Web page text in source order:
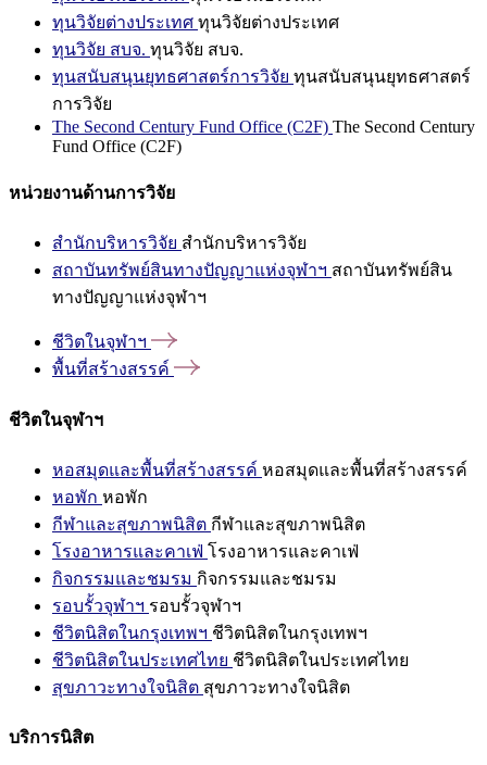
ทุนวิจัยต่างประเทศ ทุนวิจัยต่างประเทศ
ทุนวิจัย สบจ. ทุนวิจัย สบจ.
ทุนสนับสนุนยุทธศาสตร์การวิจัย ทุนสนับสนุนยุทธศาสตร์
การวิจัย
The Second Century Fund Office (C2F) The Second Century
Fund Office (C2F)
หน่วยงานด้านการวิจัย
สำนักบริหารวิจัย สำนักบริหารวิจัย
สถาบันทรัพย์สินทางปัญญาแห่งจุฬาฯ สถาบันทรัพย์สิน
ทางปัญญาแห่งจุฬาฯ
ชีวิตในจุฬาฯ
พื้นที่สร้างสรรค์
ชีวิตในจุฬาฯ
หอสมุดและพื้นที่สร้างสรรค์ หอสมุดและพื้นที่สร้างสรรค์
หอพัก หอพัก
กีฬาและสุขภาพนิสิต กีฬาและสุขภาพนิสิต
โรงอาหารและคาเฟ่ โรงอาหารและคาเฟ่
กิจกรรมและชมรม กิจกรรมและชมรม
รอบรั้วจุฬาฯ รอบรั้วจุฬาฯ
ชีวิตนิสิตในกรุงเทพฯ ชีวิตนิสิตในกรุงเทพฯ
ชีวิตนิสิตในประเทศไทย ชีวิตนิสิตในประเทศไทย
สุขภาวะทางใจนิสิต สุขภาวะทางใจนิสิต
บริการนิสิต